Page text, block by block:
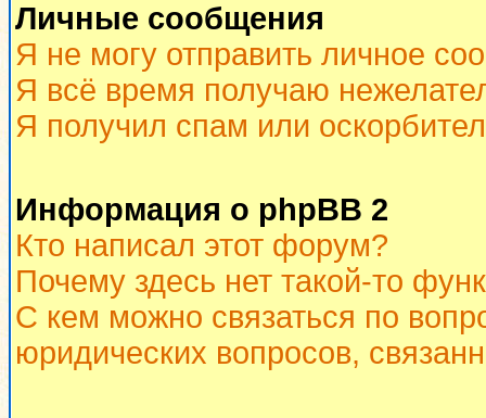
Личные сообщения
Я не могу отправить личное
Я всё время получаю
Я получил спам или
Информация о phpBB 2
Кто написал этот форум?
Почему здесь нет такой-то
С кем можно связаться по
юридических вопросов,